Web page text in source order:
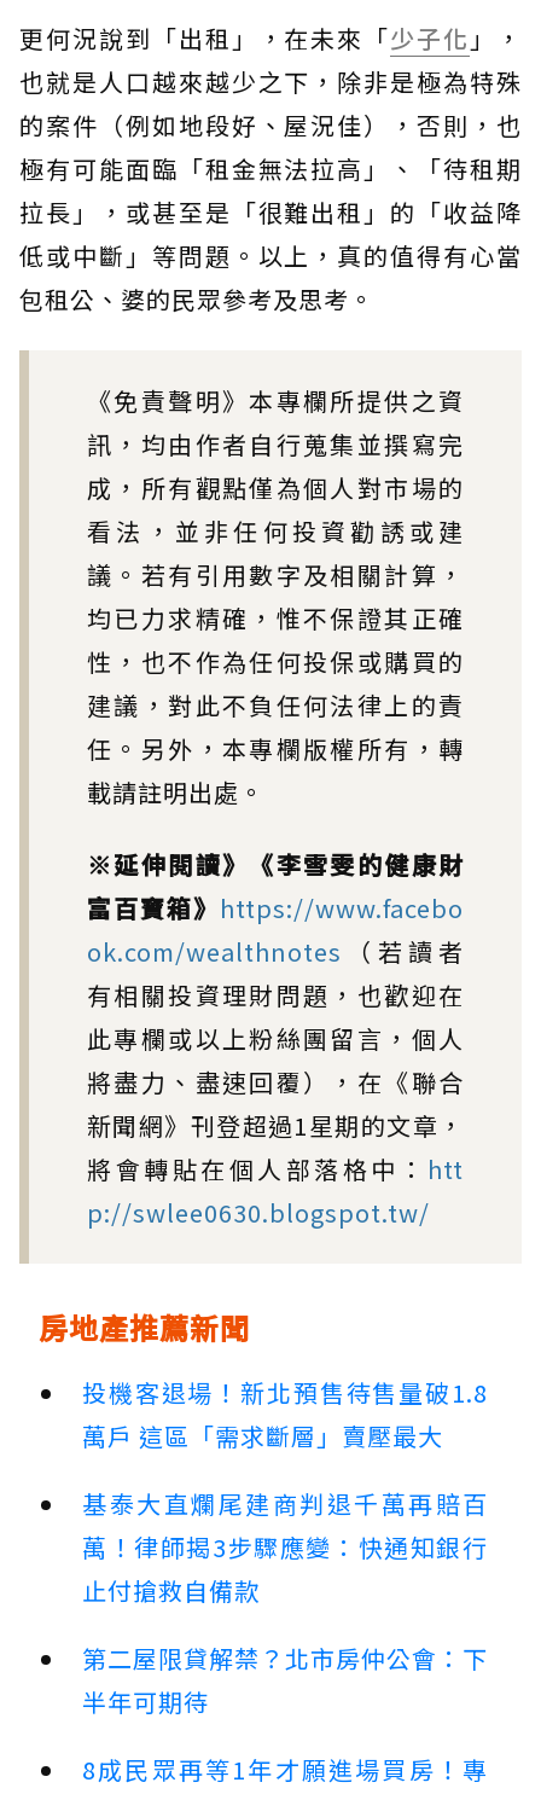
更何況說到「出租」，在未來「少子化 」，
也就是人口越來越少之下，除非是極為特殊
的案件（例如地段好、屋況佳），否則，也
極有可能面臨「租金無法拉高」、「待租期
拉長」，或甚至是「很難出租」的「收益降
低或中斷」等問題。以上，真的值得有心當
包租公、婆的民眾參考及思考。
《免責聲明》本專欄所提供之資
訊，均由作者自行蒐集並撰寫完
成，所有觀點僅為個人對市場的
看法，並非任何投資勸誘或建
議。若有引用數字及相關計算，
均已力求精確，惟不保證其正確
性，也不作為任何投保或購買的
建議，對此不負任何法律上的責
任。另外，本專欄版權所有，轉
載請註明出處。
※延伸閱讀》《李雪雯的健康財
富百寶箱》 https://www.facebo
ok.com/wealthnotes （若讀者
有相關投資理財問題，也歡迎在
此專欄或以上粉絲團留言，個人
將盡力、盡速回覆），在《聯合
新聞網》刊登超過1星期的文章，
將會轉貼在個人部落格中： htt
p://swlee0630.blogspot.tw/
房地產推薦新聞
投機客退場！新北預售待售量破1.8
萬戶 這區「需求斷層」賣壓最大
基泰大直爛尾建商判退千萬再賠百
萬！律師揭3步驟應變：快通知銀行
止付搶救自備款
第二屋限貸解禁？北市房仲公會：下
半年可期待
8成民眾再等1年才願進場買房！專